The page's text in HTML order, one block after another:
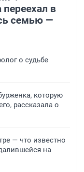
в
семью —
о судьбе
которую
рассказала о
— что известно
на